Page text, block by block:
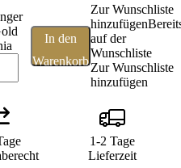
In den
Warenkorb
Zur Wunschliste
hinzufügen
auf der
Wunschliste
Zur Wunschliste
hinzufügen
1-2 Tage
Lieferzeit